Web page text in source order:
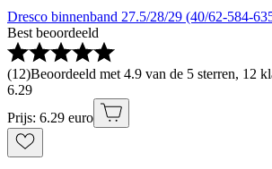
Dresco binnenband 27.5/28/29 (40/62-584-
Best beoordeeld
(12)Beoordeeld met 4.9 van de 5 sterren, 12
6.29
Prijs: 6.29 euro